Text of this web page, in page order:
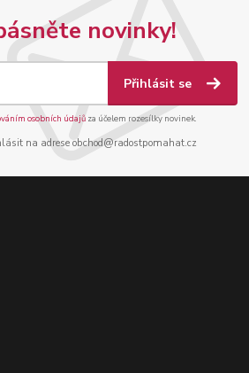
novinky!
Přihlásit se
osobních údajů za účelem rozesílky novinek.
na adrese obchod@radostpomahat.cz